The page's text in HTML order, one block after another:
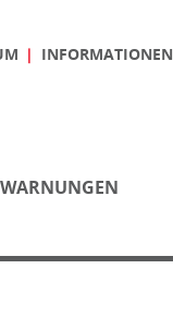
INFORMATIONEN
WARNUNGEN